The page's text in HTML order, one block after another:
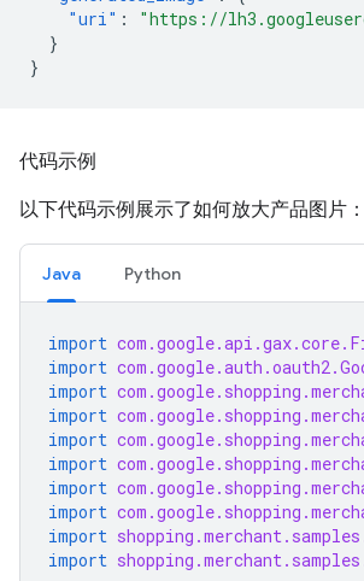
"uri" :
"https://
}
}
代码示例
以下代码示例展示了如何放大产品图片：
Java Python
import
import
import
import
import
import
import
import
import
import